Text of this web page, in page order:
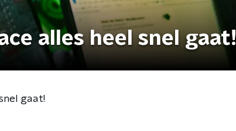
alles heel snel gaat!
gaat!